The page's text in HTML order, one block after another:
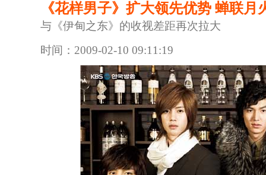
《花样男子》扩大领先优势 蝉联月
与《伊甸之东》的收视差距再次拉大
时间：2009-02-10 09:11:19